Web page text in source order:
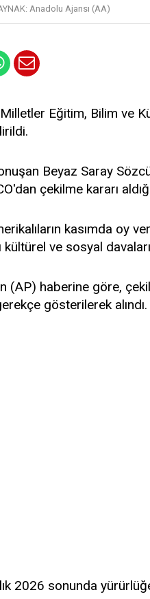
Anadolu Ajansı (AA)
Eğitim, Bilim ve
Beyaz Saray
çekilme kararı
kasımda oy
kültürel ve sosyal
haberine göre,
gösterilerek alındı.
2026 sonunda